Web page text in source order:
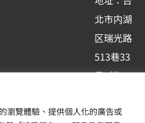
瀏覽體驗、提供個人化的廣告或
s
q
u
a
r
北市内湖
区瑞光路
513巷33
号6楼
新讯 | 提